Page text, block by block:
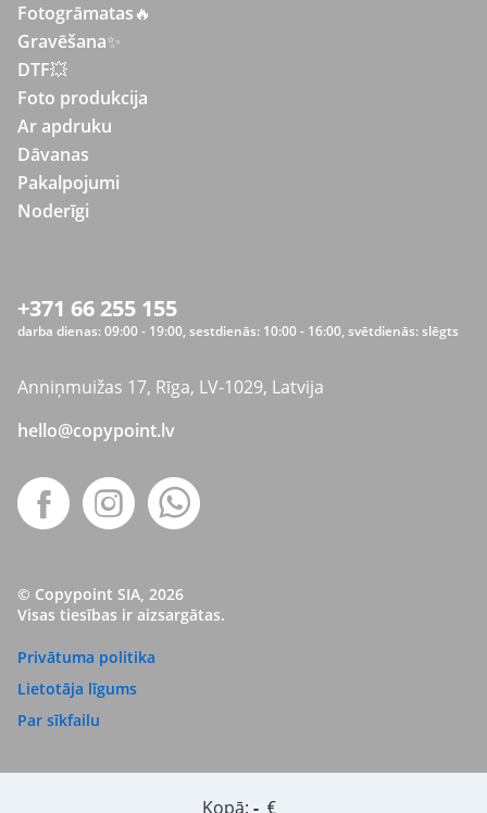
Kopā: -
Fotogrāmatas🔥
Gravēšana✨
DTF💥
Foto produkcija
Ar apdruku
Dāvanas
Pakalpojumi
Noderīgi
+371 66 255 155
darba dienas: 09:00 - 19:00, sestdienās: 10:00 - 16:00, svētdienās: slēgts
Anniņmuižas 17, Rīga, LV-1029, Latvija
hello@copypoint.lv
© Copypoint SIA, 2026
Visas tiesības ir aizsargātas.
Privātuma politika
Lietotāja līgums
Par sīkfailu